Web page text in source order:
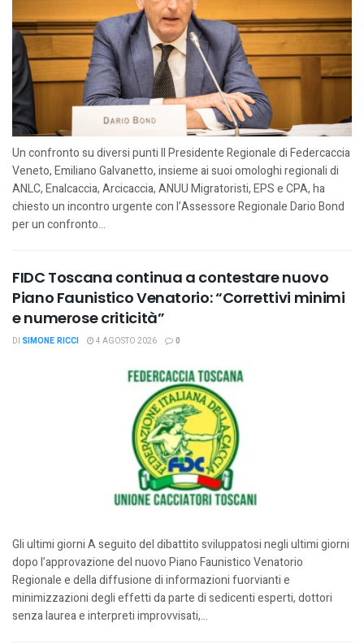
Un confronto su diversi punti Il Presidente Regionale di Federcaccia
Veneto, Emiliano Galvanetto, insieme ai suoi omologhi regionali di
ANLC, Enalcaccia, Arcicaccia, ANUU Migratoristi, EPS e CPA, ha
chiesto un incontro urgente con l’Assessore Regionale Dario Bond
per un confronto...
FIDC Toscana continua a contestare nuovo
Piano Faunistico Venatorio: “Correttivi minimi
e numerose criticità”
DI SIMONE RICCI 4 AGOSTO 2026 0
Gli ultimi giorni A seguito del dibattito sviluppatosi negli ultimi giorni
dopo l’approvazione del nuovo Piano Faunistico Venatorio
Regionale e della diffusione di informazioni fuorvianti e
minimizzazioni degli effetti da parte di sedicenti esperti, dottori
senza laurea e interpreti improvvisati,...